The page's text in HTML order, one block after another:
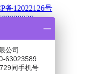
备12022126号
公司
63023589
同手机号